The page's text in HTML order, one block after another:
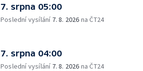
7. srpna 05:00
Poslední vysílání 7. 8. 2026 na ČT24
7. srpna 04:00
Poslední vysílání 7. 8. 2026 na ČT24